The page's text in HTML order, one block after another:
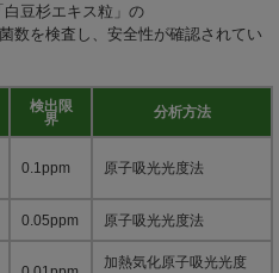
白豆杉エキス粒」の
数を検査し、安全性が確認されてい
検出限
界
分析方法
0.1ppm 原子吸光光度法
0.05ppm 原子吸光光度法
加熱気化原子吸光光度